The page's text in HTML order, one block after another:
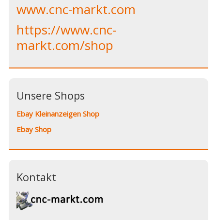
www.cnc-markt.com
https://www.cnc-
markt.com/shop
Unsere Shops
Ebay Kleinanzeigen Shop
Ebay Shop
Kontakt